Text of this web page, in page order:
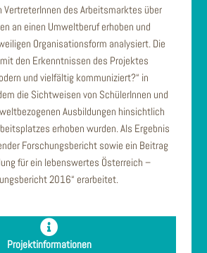
VertreterInnen des Arbeitsmarktes über
an einen Umweltberuf erhoben und
Organisationsform analysiert. Die
den Erkenntnissen des Projektes
und vielfältig kommuniziert?“ in
die Sichtweisen von SchülerInnen und
Ausbildungen hinsichtlich
erhoben wurden. Als Ergebnis
Forschungsbericht sowie ein Beitrag
für ein lebenswertes Österreich –
2016“ erarbeitet.
Projektinformationen